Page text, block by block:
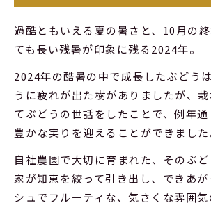
過酷ともいえる夏の暑さと、10月の
ても長い残暑が印象に残る2024年。
2024年の酷暑の中で成長したぶどう
うに疲れが出た樹がありましたが、
てぶどうの世話をしたことで、例年
豊かな実りを迎えることができました
自社農園で大切に育まれた、そのぶ
家が知恵を絞って引き出し、できあ
シュでフルーティな、気さくな雰囲気